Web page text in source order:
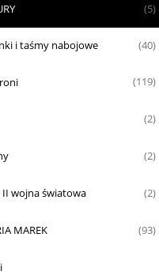
(5)
i taśmy nabojowe (40)
(119)
(2)
(2)
wojna światowa (2)
MAREK (93)